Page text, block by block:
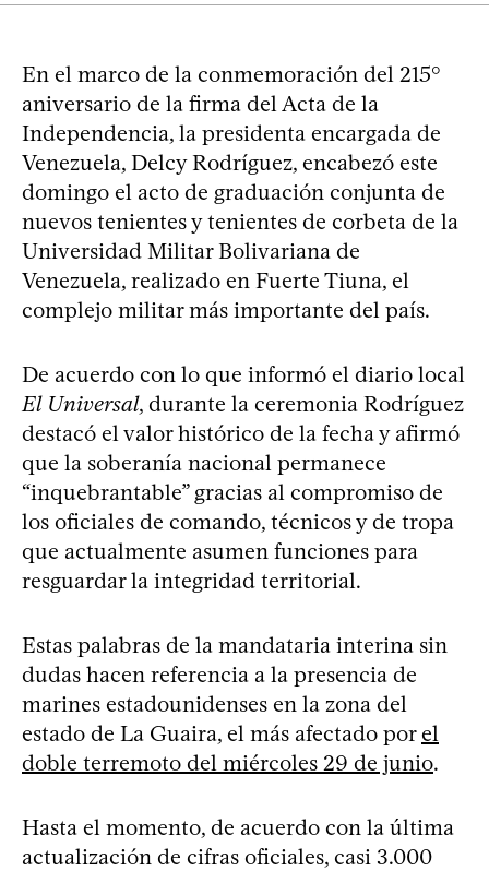
En el marco de la conmemoración del 215°
aniversario de la firma del Acta de la
Independencia, la presidenta encargada de
Venezuela, Delcy Rodríguez, encabezó este
domingo el acto de graduación conjunta de
nuevos tenientes y tenientes de corbeta de la
Universidad Militar Bolivariana de
Venezuela, realizado en Fuerte Tiuna, el
complejo militar más importante del país.
De acuerdo con lo que informó el diario local
El Universal, durante la ceremonia Rodríguez
destacó el valor histórico de la fecha y afirmó
que la soberanía nacional permanece
“inquebrantable” gracias al compromiso de
los oficiales de comando, técnicos y de tropa
que actualmente asumen funciones para
resguardar la integridad territorial.
Estas palabras de la mandataria interina sin
dudas hacen referencia a la presencia de
marines estadounidenses en la zona del
estado de La Guaira, el más afectado porel
doble terremoto del miércoles 29 de junio.
Hasta el momento, de acuerdo con la última
actualización de cifras oficiales, casi 3.000